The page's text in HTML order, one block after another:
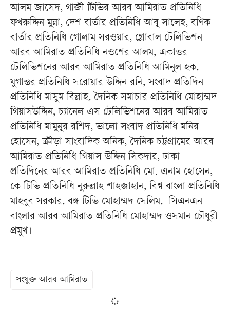
আলম জাসেদ, গাজী টিভির আরব আমিরাত প্রতিনিধি
ফখরুদ্দিন মুন্না, দেশ বার্তার প্রতিনিধি আবু সালেহ, বণিক
বার্তার প্রতিনিধি গোলাম সরওয়ার, গ্লোবাল টেলিভিশন
আরব আমিরাত প্রতিনিধি নওশের আলম, একাত্তর
টেলিভিশনের আরব আমিরাত প্রতিনিধি আমিনুল হক,
যুগান্তর প্রতিনিধি সরোয়ার উদ্দিন রনি, সংবাদ প্রতিদিন
প্রতিনিধি মাসুম বিল্লাহ, দৈনিক সমাচার প্রতিনিধি মোহাম্মদ
গিয়াসউদ্দিন, চ্যানেল এস টেলিভিশনের আরব আমিরাত
প্রতিনিধি মামুনুর রশিদ, ভালো সংবাদ প্রতিনিধি মনির
হোসেন, ক্রীড়া সাংবাদিক অনিক, দৈনিক চট্টগ্রামের আরব
আমিরাত প্রতিনিধি গিয়াস উদ্দিন সিকদার, ঢাকা
প্রতিদিনের আরব আমিরাত প্রতিনিধি মো. এনাম হোসেন,
কে টিভি প্রতিনিধি নুরুল্লাহ শাহজাহান, বিশ্ব বাংলা প্রতিনিধি
মাহবুব সরকার, বঙ্গ টিভি মোহাম্মদ সেলিম, সিএনএন
বাংলার আরব আমিরাত প্রতিনিধি মোহাম্মদ ওসমান চৌধুরী
প্রমুখ।
সংযুক্ত আরব আমিরাত